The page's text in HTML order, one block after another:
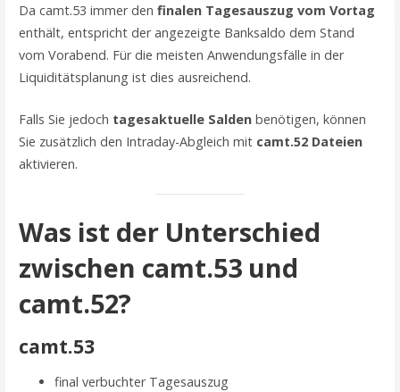
Da camt.53 immer den finalen Tagesauszug vom Vortag
enthält, entspricht der angezeigte Banksaldo dem Stand
vom Vorabend. Für die meisten Anwendungsfälle in der
Liquiditätsplanung ist dies ausreichend.
Falls Sie jedoch tagesaktuelle Saldenbenötigen, können
Sie zusätzlich den Intraday-Abgleich mit camt.52 Dateien
aktivieren.
Was ist der Unterschied
zwischen camt.53 und
camt.52?
camt.53
final verbuchter Tagesauszug